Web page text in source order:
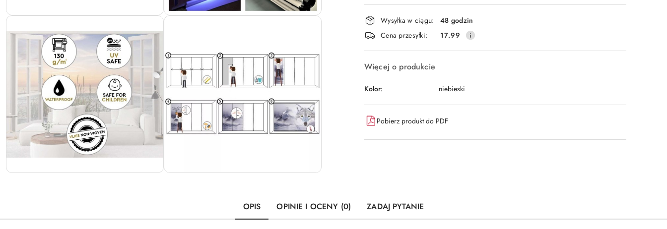
Wyślij
Dostępność
i
dostawa
Wysyłka w ciągu:
48 godzin
Cena przesyłki:
17.99
Więcej o produkcie
Kolor: niebieski
Pobierz produkt do PDF
OPIS OPINIE I OCENY (0) ZADAJ PYTANIE